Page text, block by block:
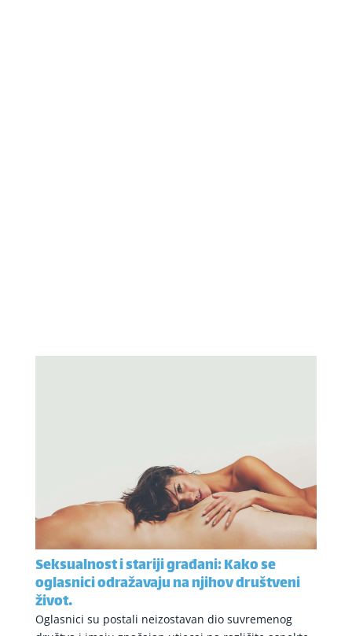
Seksualnost i stariji građani: Kako se
oglasnici odražavaju na njihov društveni
život.
Oglasnici su postali neizostavan dio suvremenog